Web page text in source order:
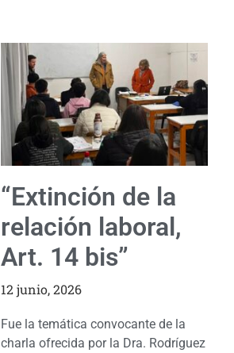
“Extinción de la
relación laboral,
Art. 14 bis”
12 junio, 2026
Fue la temática convocante de la
charla ofrecida por la Dra. Rodríguez